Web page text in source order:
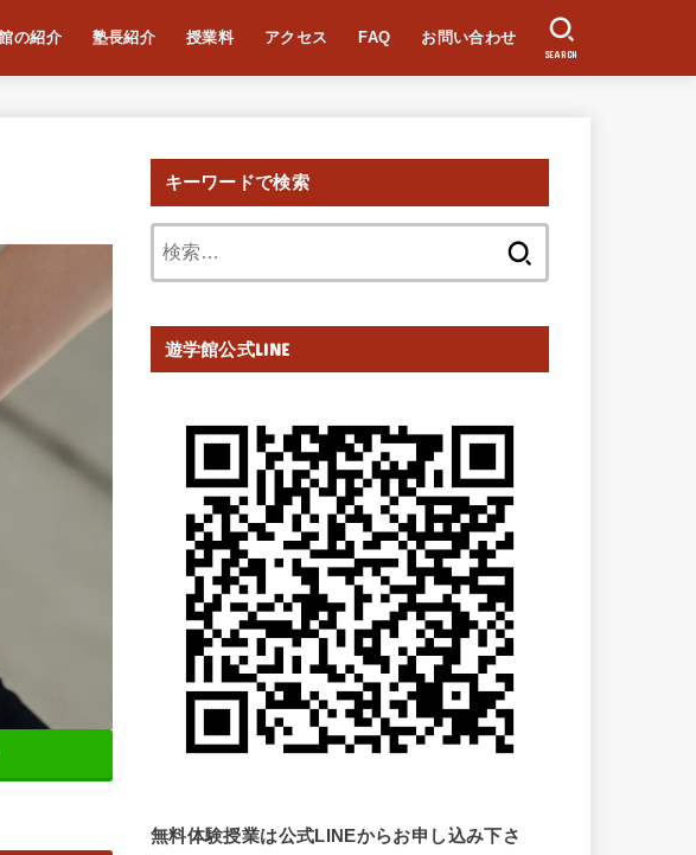
の紹介 塾長紹介 授業料 アクセス FAQ お問い合わせ
SEARCH
キーワードで検索
遊学館公式LINE
無料体験授業は公式LINEからお申し込み下さ